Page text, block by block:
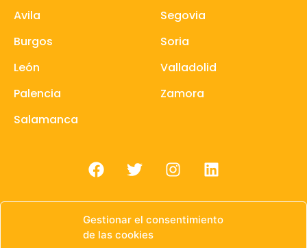
Gestionar el consentimiento
de las cookies
Avila
Burgos
León
Palencia
Salamanca
Segovia
Soria
Valladolid
Zamora